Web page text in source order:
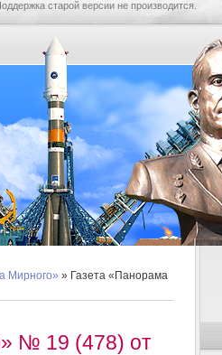
старой версии не производится.
Мирного» » Газета «Панорама
№ 19 (478) от